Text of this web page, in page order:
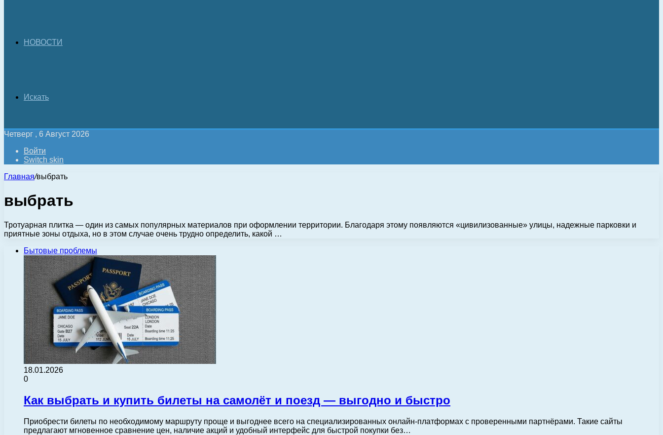
НОВОСТИ
Искать
Четверг , 6 Август 2026
Войти
Switch skin
Главная/выбрать
выбрать
Тротуарная плитка — один из самых популярных материалов при оформлении территории. Благодаря этому появляются «цивилизованные» улицы, надежные парковки и
приятные зоны отдыха, но в этом случае очень трудно определить, какой …
Бытовые проблемы
18.01.2026
0
Как выбрать и купить билеты на самолёт и поезд — выгодно и быстро
Приобрести билеты по необходимому маршруту проще и выгоднее всего на специализированных онлайн-платформах с проверенными партнёрами. Такие сайты
предлагают мгновенное сравнение цен, наличие акций и удобный интерфейс для быстрой покупки без…